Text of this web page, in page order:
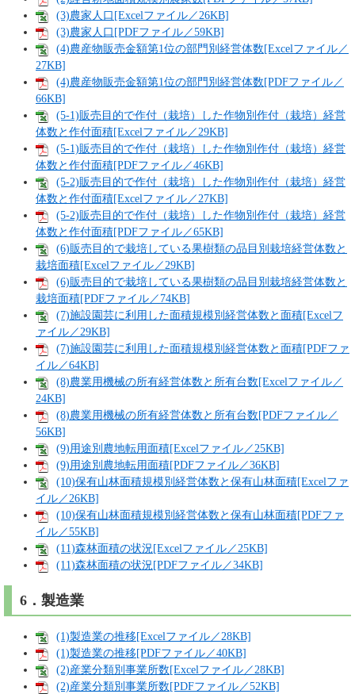
(3)農家人口[Excelファイル／26KB]
(3)農家人口[PDFファイル／59KB]
(4)農産物販売金額第1位の部門別経営体数[Excelファイル／
27KB]
(4)農産物販売金額第1位の部門別経営体数[PDFファイル／
66KB]
(5-1)販売目的で作付（栽培）した作物別作付（栽培）経営
体数と作付面積[Excelファイル／29KB]
(5-1)販売目的で作付（栽培）した作物別作付（栽培）経営
体数と作付面積[PDFファイル／46KB]
(5-2)販売目的で作付（栽培）した作物別作付（栽培）経営
体数と作付面積[Excelファイル／27KB]
(5-2)販売目的で作付（栽培）した作物別作付（栽培）経営
体数と作付面積[PDFファイル／65KB]
(6)販売目的で栽培している果樹類の品目別栽培経営体数と
栽培面積[Excelファイル／29KB]
(6)販売目的で栽培している果樹類の品目別栽培経営体数と
栽培面積[PDFファイル／74KB]
(7)施設園芸に利用した面積規模別経営体数と面積[Excelフ
ァイル／29KB]
(7)施設園芸に利用した面積規模別経営体数と面積[PDFファ
イル／64KB]
(8)農業用機械の所有経営体数と所有台数[Excelファイル／
24KB]
(8)農業用機械の所有経営体数と所有台数[PDFファイル／
56KB]
(9)用途別農地転用面積[Excelファイル／25KB]
(9)用途別農地転用面積[PDFファイル／36KB]
(10)保有山林面積規模別経営体数と保有山林面積[Excelファ
イル／26KB]
(10)保有山林面積規模別経営体数と保有山林面積[PDFファ
イル／55KB]
(11)森林面積の状況[Excelファイル／25KB]
(11)森林面積の状況[PDFファイル／34KB]
6．製造業
(1)製造業の推移[Excelファイル／28KB]
(1)製造業の推移[PDFファイル／40KB]
(2)産業分類別事業所数[Excelファイル／28KB]
(2)産業分類別事業所数[PDFファイル／52KB]